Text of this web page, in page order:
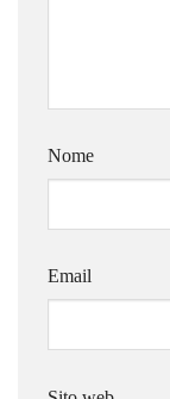
Nome
Email